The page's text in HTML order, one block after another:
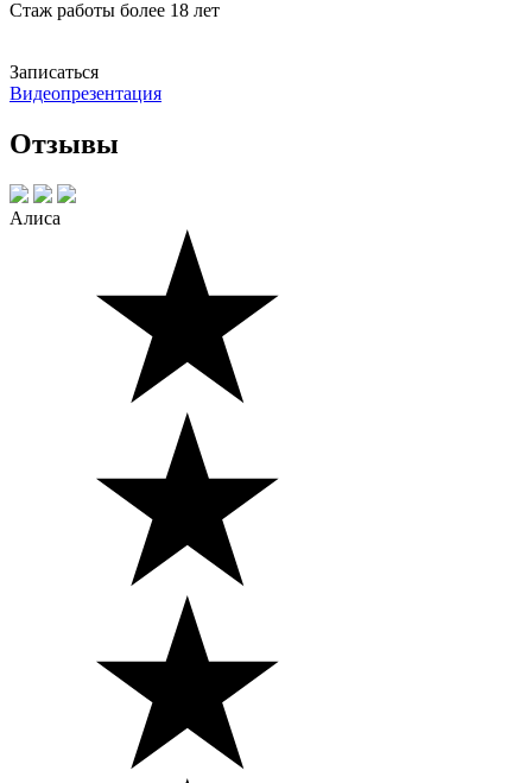
Стаж работы более 18 лет
Записаться
Видеопрезентация
Отзывы
Алиса